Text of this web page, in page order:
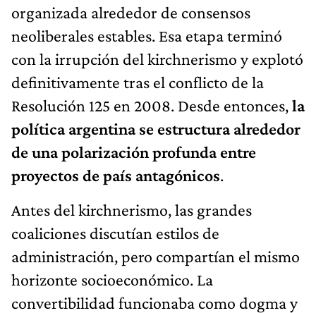
organizada alrededor de consensos
neoliberales estables. Esa etapa terminó
con la irrupción del kirchnerismo y explotó
definitivamente tras el conflicto de la
Resolución 125 en 2008. Desde entonces,la
política argentina se estructura alrededor
de una polarización profunda entre
proyectos de país antagónicos.
Antes del kirchnerismo, las grandes
coaliciones discutían estilos de
administración, pero compartían el mismo
horizonte socioeconómico. La
convertibilidad funcionaba como dogma y